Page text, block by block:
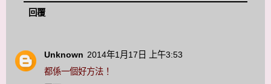
回覆
Unknown 2014年1月17日 上午3:53
都係一個好方法！